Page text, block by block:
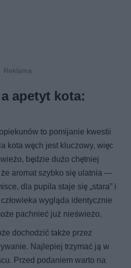
apetyt kota:
to pomijanie kwestii
kota węch jest kluczowy, więc
będzie dużo chętniej
aromat szybko się ulatnia —
dla pupila staje się „stara” i
wygląda identycznie
pachnieć już nieświeżo.
dochodzić także przez
Najlepiej trzymać ją w
Przed podaniem warto na